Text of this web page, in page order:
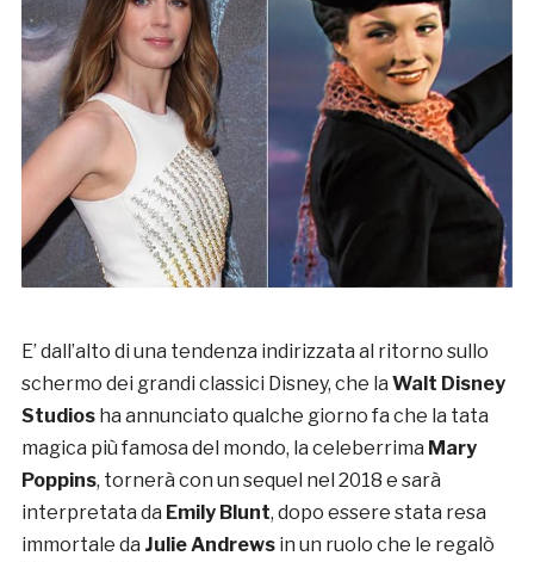
E’ dall’alto di una tendenza indirizzata al ritorno sullo
schermo dei grandi classici Disney, che la Walt Disney
Studios ha annunciato qualche giorno fa che la tata
magica più famosa del mondo, la celeberrima Mary
Poppins, tornerà con un sequel nel 2018 e sarà
interpretata da Emily Blunt, dopo essere stata resa
immortale da Julie Andrews in un ruolo che le regalò